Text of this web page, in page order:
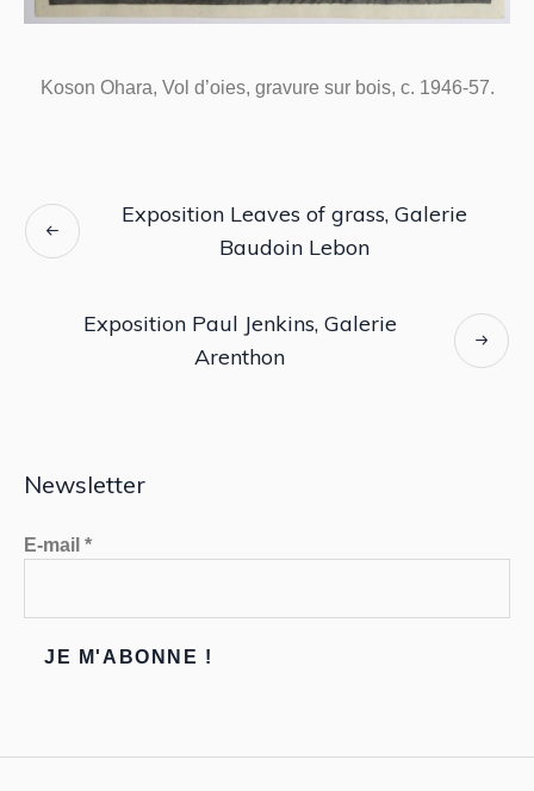
Koson Ohara, Vol d’oies, gravure sur bois, c. 1946-57.
Exposition Leaves of grass, Galerie
Baudoin Lebon
Exposition Paul Jenkins, Galerie
Arenthon
Newsletter
E-mail *